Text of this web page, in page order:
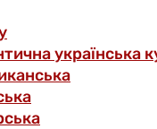
українська